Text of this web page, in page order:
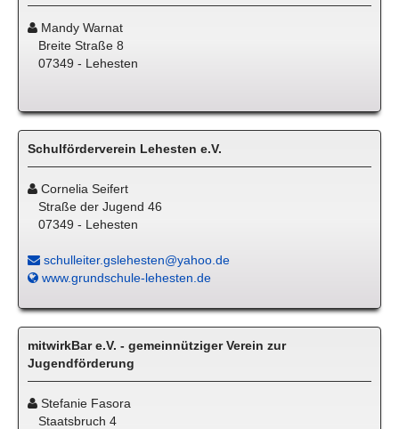
Mandy Warnat
Breite Straße 8
07349 - Lehesten
Schulförderverein Lehesten e.V.
Cornelia Seifert
Straße der Jugend 46
07349 - Lehesten
schulleiter.gslehesten@yahoo.de
www.grundschule-lehesten.de
mitwirkBar e.V. - gemeinnütziger Verein zur
Jugendförderung
Stefanie Fasora
Staatsbruch 4